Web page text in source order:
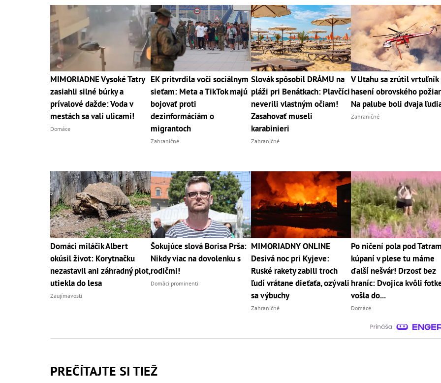
MIMORIADNE Vysoké Tatry
zasiahli silné búrky a
prívalové dažde: Voda v
mestách sa valí ulicami!
Domáce
EK pritvrdila voči sociálnym
sieťam: Meta a TikTok majú
bojovať proti
dezinformáciám o
migrantoch
Zahraničné
Slovák spôsobil DRÁMU na
pláži pri Benátkach: Plavčíci
neverili vlastným očiam!
Zasahovať museli
karabinieri
Zahraničné
V Utahu sa zrútil
hasení obrovského
Na palube boli dvaja
Zahraničné
Domáci miláčik Albert
okúsil život: Korytnačku
nezastavil ani záhradný plot,
utiekla do lesa
Zaujímavosti
Šokujúce slová Borisa Prša:
Nikdy viac na dovolenku s
rodičmi!
Domáci prominenti
MIMORIADNY ONLINE
Desivá noc pri Kyjeve:
Ruské rakety zabili troch
ľudí vrátane dieťaťa, ozývali
sa výbuchy
Zahraničné
Po ničení pola pod
kúpaní v plese tu máme
ďalší nešvár! Drzosť bez
hraníc: Dvojica kvôli
vošla do...
Domáce
PREČÍTAJTE SI TIEŽ